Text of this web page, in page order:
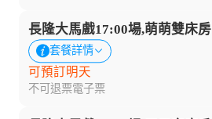
長隆大馬戲17:00場,萌萌雙床房
套餐詳情
可預訂明天
不可退票電子票